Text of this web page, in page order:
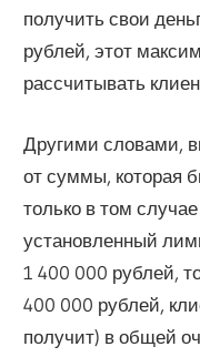
получить свои
рублей, этот
рассчитывать
Другими словами,
от суммы, которая
только в том
установленный
1 400 000 рублей,
400 000 рублей,
получит) в общей